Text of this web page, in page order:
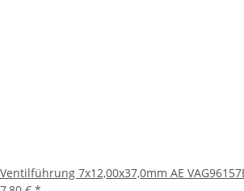
Ventilführung 7x12,00x37,0mm AE